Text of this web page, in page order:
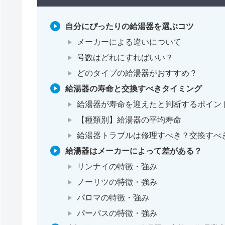
自分にぴったりの給湯器を選ぶコツ
メーカーによる違いについて
号数はどれにすればいい？
どのタイプの給湯器がおすすめ？
給湯器の寿命と交換すべきタイミング
給湯器が寿命を迎えたと判断するポイン
【種類別】給湯器の平均寿命
給湯器トラブルは修理すべき？交換すべ
給湯器はメーカーによって差がある？
リンナイの特徴・強み
ノーリツの特徴・強み
パロマの特徴・強み
パーパスの特徴・強み